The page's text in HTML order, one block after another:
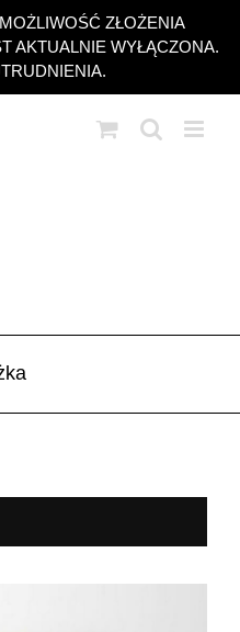
ZŁOŻENIA
AKTUALNIE WYŁĄCZONA.